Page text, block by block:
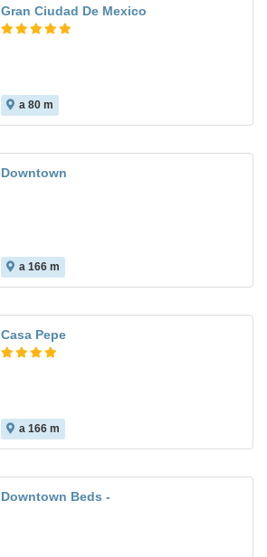
Gran Ciudad De Mexico
a 80 m
Downtown
a 166 m
Casa Pepe
a 166 m
Downtown Beds -